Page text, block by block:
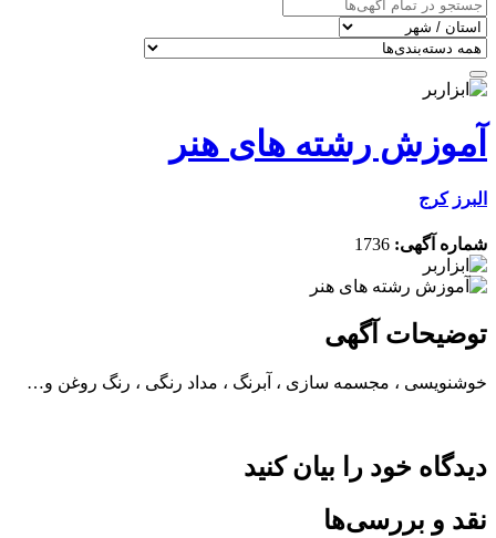
آموزش رشته های هنر
البرز کرج
شماره آگهی: 1736
توضیحات آگهی
خوشنویسی ، مجسمه سازی ، آبرنگ ، مداد رنگی ، رنگ روغن و…
دیدگاه خود را بیان کنید
نقد و بررسی‌ها